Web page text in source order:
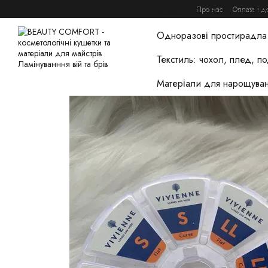
Про нас Оплата і
Домашній догляд та
Одноразові простирадла
Текстиль: чохол, плед,
Матеріали для